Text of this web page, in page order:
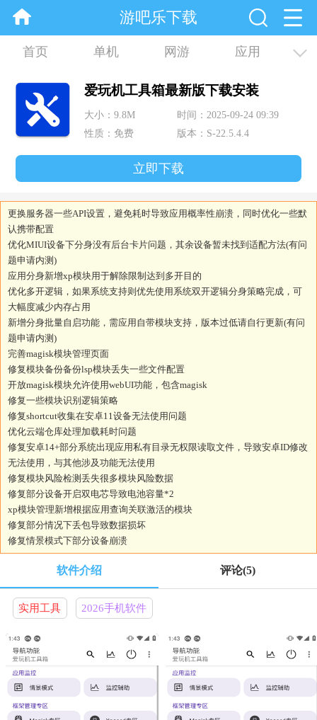
游吧乐下载
首页 单机 网游 应用
资讯 合集
爱玩机工具箱最新版下载安装
大小：9.8M
时间：2025-09-24 09:39
性质：免费
版本：S-22.5.4.4
立即下载
更换服务器一些API设置，避免耗时导致应用概率性崩溃，同时优化一些默
认携带配置
优化MIUI设备下分身没有后台卡片问题，其余设备暂未找到适配方法(有问
题申请内测)
应用分身新增xp模块用于解除限制达到多开目的
优化多开逻辑，如果系统支持则优先使用系统双开逻辑分身策略完成，可
大幅度减少内存占用
新增分身批量自启功能，需应用自带模块支持，版本过低请自行更新(有问
题申请内测)
完善magisk模块管理页面
修复模块备份备份lsp模块丢失一些文件配置
开放magisk模块允许使用webUI功能，包含magisk
修复一些模块识别逻辑策略
修复shortcut收集在安卓11设备无法使用问题
优化云端仓库处理加载耗时问题
修复安卓14+部分系统出现应用私有目录无权限读取文件，导致安卓ID修改
无法使用，与其他涉及功能无法使用
修复模块风险检测丢失很多模块风险数据
修复部分设备开启双电芯导致电池容量*2
xp模块管理新增根据应用查询关联激活的模块
修复部分情况下丢包导致数据损坏
修复情景模式下部分设备崩溃
软件介绍 评论(5)
实用工具 2026手机软件